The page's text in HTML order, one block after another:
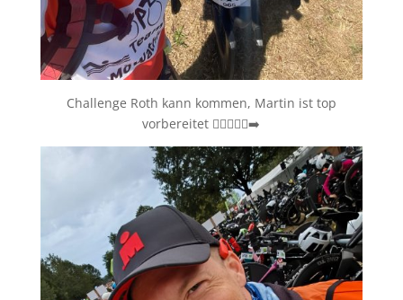
Challenge Roth kann kommen, Martin ist top
vorbereitet 🏊‍♀️🚴‍♂️🏃‍➡️